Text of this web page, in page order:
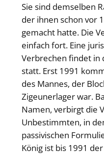
Sie sind demselben
der ihnen schon vor
gemacht hatte. Die
einfach fort. Eine
Verbrechen findet in
statt. Erst 1991
des Mannes, der
Zigeunerlager war.
Namen, verbirgt die
Unbestimmten, in
passivischen
König ist bis 1991